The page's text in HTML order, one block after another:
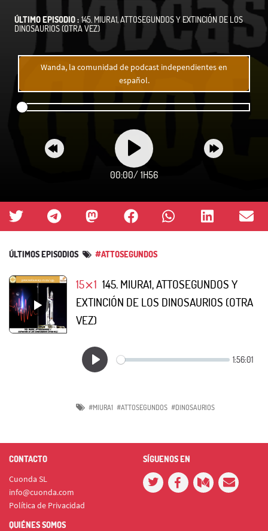
ÚLTIMO EPISODIO : 145. MIURA1, ATTOSEGUNDOS Y EXTINCIÓN DE LOS
DINOSAURIOS (OTRA VEZ)
Wanda, la comunidad de podcast independientes en
español.
00:00/ 1H56
ÚLTIMOS EPISODIOS #ATTOSEGUNDOS
15⨯1 145. MIURA1, ATTOSEGUNDOS Y
EXTINCIÓN DE LOS DINOSAURIOS (OTRA
VEZ)
#MIURA1 #ATTOSEGUNDOS #DINOSAURIOS
CONTACTO
Cuonda SL
info@cuonda.com
Política de Privacidad
SÍGUENOS EN
QUIÉNES SOMOS